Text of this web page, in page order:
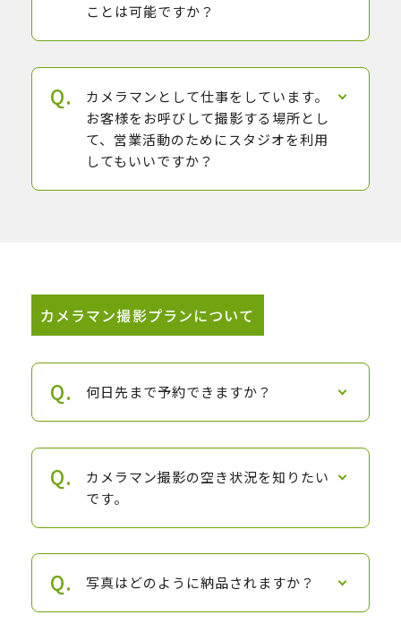
ことは可能ですか？
カメラマンとして仕事をしています。
お客様をお呼びして撮影する場所とし
て、営業活動のためにスタジオを利用
してもいいですか？
カメラマン撮影プランについて
何日先まで予約できますか？
カメラマン撮影の空き状況を知りたい
です。
写真はどのように納品されますか？